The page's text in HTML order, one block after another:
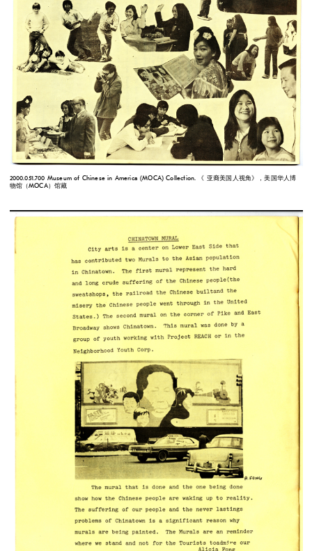
2000.051.700 Museum of Chinese in America (MOCA) Collection. 《 亚裔美国人视角》，美国华人博
物馆（MOCA）馆藏